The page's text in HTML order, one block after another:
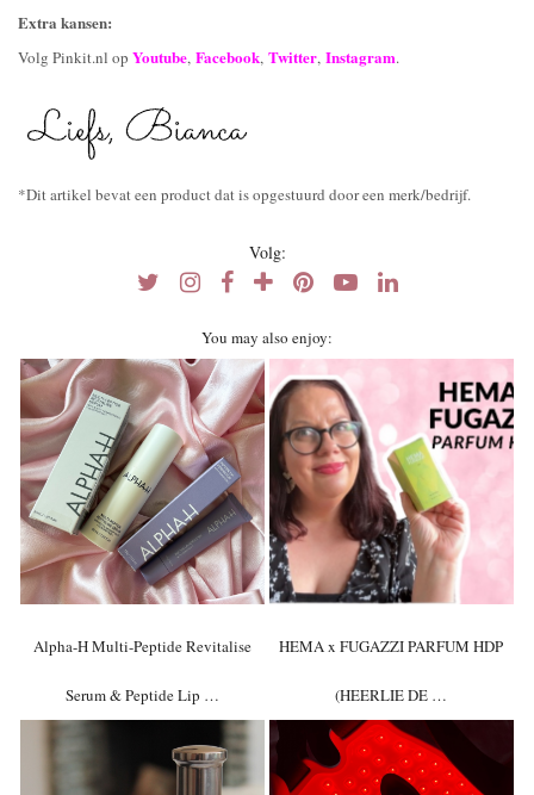
Extra kansen:
Volg Pinkit.nl op Youtube, Facebook, Twitter, Instagram.
*Dit artikel bevat een product dat is opgestuurd door een merk/bedrijf.
Volg:
You may also enjoy:
Alpha-H Multi-Peptide Revitalise
Serum & Peptide Lip …
HEMA x FUGAZZI PARFUM HDP
(HEERLIE DE …